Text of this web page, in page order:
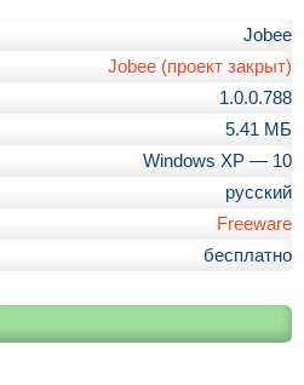
Jobee
Jobee (проект закрыт)
1.0.0.788
5.41 МБ
Windows XP — 10
русский
Freeware
бесплатно